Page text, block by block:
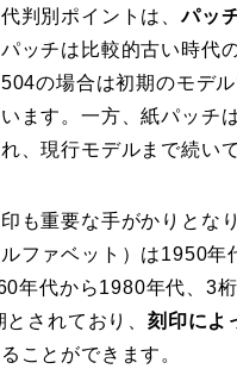
判別ポイントは、パッ
ッチは比較的古い時代
の場合は初期のモデ
ます。一方、紙パッチ
、現行モデルまで続い
も重要な手がかりとな
ファベット）は1950年
年代から1980年代、3
されており、 刻印によ
ことができます。